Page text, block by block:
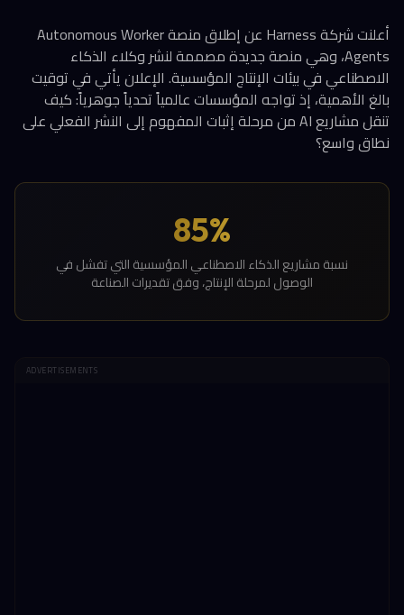
أعلنت شركة Harness عن إطلاق منصة Autonomous Worker
Agents، وهي منصة جديدة مصممة لنشر وكلاء الذكاء
الاصطناعي في بيئات الإنتاج المؤسسية. الإعلان يأتي في توقيت
بالغ الأهمية، إذ تواجه المؤسسات عالمياً تحدياً جوهرياً: كيف
تنقل مشاريع AI من مرحلة إثبات المفهوم إلى النشر الفعلي على
نطاق واسع؟
85%
نسبة مشاريع الذكاء الاصطناعي المؤسسية التي تفشل في
الوصول لمرحلة الإنتاج، وفق تقديرات الصناعة
ADVERTISEMENTS